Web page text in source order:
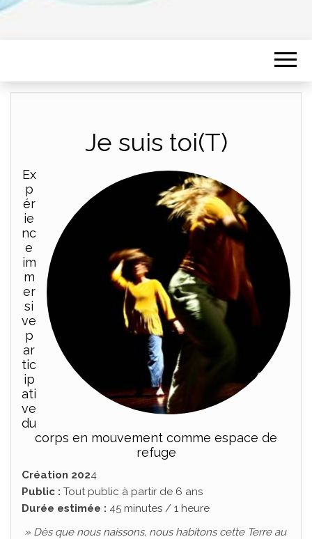
Je suis toi(T)
Ex
p
ér
ie
nc
e
im
m
er
si
ve
p
ar
tic
ip
ati
ve
du
corps en mouvement comme espace de
refuge
Création 2024
Public : Tout public à partir de 6 ans
Durée estimée : 45 minutes / 1 heure
» Dès que nous naissons, nous habitons cette Terre au